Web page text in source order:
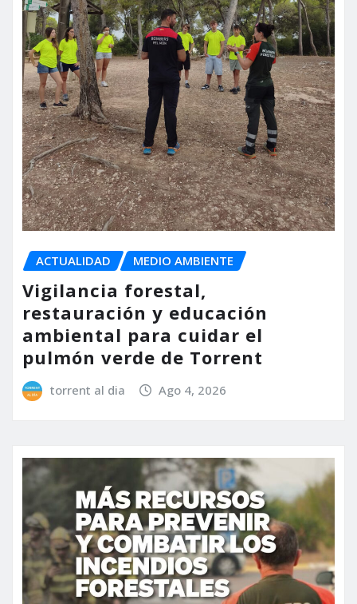
ACTUALIDAD MEDIO AMBIENTE
Vigilancia forestal,
restauración y educación
ambiental para cuidar el
pulmón verde de Torrent
torrent al dia Ago 4, 2026